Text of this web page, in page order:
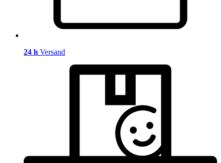
24 h Versand